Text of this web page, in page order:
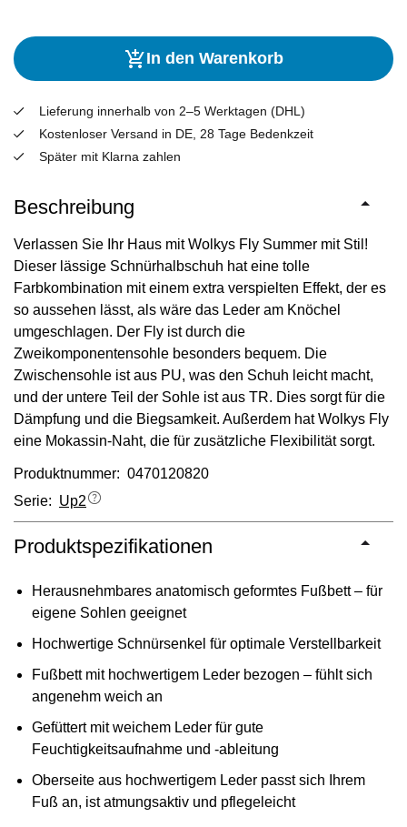
In den Warenkorb
Lieferung innerhalb von 2–5 Werktagen (DHL)
Kostenloser Versand in DE, 28 Tage Bedenkzeit
Später mit Klarna zahlen
Beschreibung
Verlassen Sie Ihr Haus mit Wolkys Fly Summer mit Stil!
Dieser lässige Schnürhalbschuh hat eine tolle
Farbkombination mit einem extra verspielten Effekt, der es
so aussehen lässt, als wäre das Leder am Knöchel
umgeschlagen. Der Fly ist durch die
Zweikomponentensohle besonders bequem. Die
Zwischensohle ist aus PU, was den Schuh leicht macht,
und der untere Teil der Sohle ist aus TR. Dies sorgt für die
Dämpfung und die Biegsamkeit. Außerdem hat Wolkys Fly
eine Mokassin-Naht, die für zusätzliche Flexibilität sorgt.
Produktnummer: 0470120820
Serie: Up2
Produktspezifikationen
Herausnehmbares anatomisch geformtes Fußbett – für
eigene Sohlen geeignet
Hochwertige Schnürsenkel für optimale Verstellbarkeit
Fußbett mit hochwertigem Leder bezogen – fühlt sich
angenehm weich an
Gefüttert mit weichem Leder für gute
Feuchtigkeitsaufnahme und -ableitung
Oberseite aus hochwertigem Leder passt sich Ihrem
Fuß an, ist atmungsaktiv und pflegeleicht